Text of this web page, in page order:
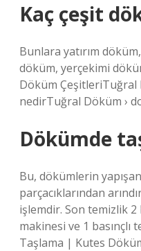
Kaç çeşit
Bunlara yatırım
döküm, yerçekimi
Döküm ÇeşitleriTuğral
nedirTuğral Döküm ›
Dökümde
Bu, dökümlerin
parçacıklarından
işlemdir. Son temizlik
makinesi ve 1 basınçlı
Taşlama | Kutes